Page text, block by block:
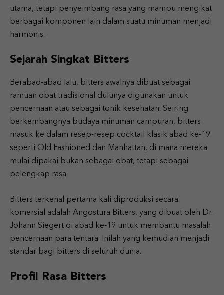
utama, tetapi penyeimbang rasa yang mampu mengikat
berbagai komponen lain dalam suatu minuman menjadi
harmonis.
Sejarah Singkat Bitters
Berabad-abad lalu, bitters awalnya dibuat sebagai
ramuan obat tradisional dulunya digunakan untuk
pencernaan atau sebagai tonik kesehatan. Seiring
berkembangnya budaya minuman campuran, bitters
masuk ke dalam resep-resep cocktail klasik abad ke-19
seperti Old Fashioned dan Manhattan, di mana mereka
mulai dipakai bukan sebagai obat, tetapi sebagai
pelengkap rasa.
Bitters terkenal pertama kali diproduksi secara
komersial adalah Angostura Bitters, yang dibuat oleh Dr.
Johann Siegert di abad ke-19 untuk membantu masalah
pencernaan para tentara. Inilah yang kemudian menjadi
standar bagi bitters di seluruh dunia.
Profil Rasa Bitters